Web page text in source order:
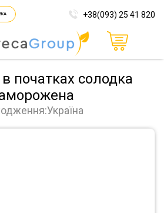
+38(093) 25 41 820
початках солодка